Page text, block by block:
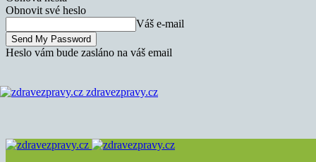
Obnovit své heslo
Váš e-mail
Heslo vám bude zasláno na váš email
zdravezpravy.cz